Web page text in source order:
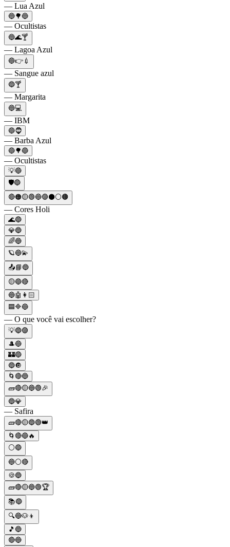
— Lua Azul
🔵🌳🔵
— Ocultistas
🔵🌊🍸
— Lagoa Azul
🔵👉💉
— Sangue azul
🔵🍸
— Margarita
🔵💻
— IBM
🔵🧔
— Barba Azul
🔵🌳🔵
— Ocultistas
💡🔵
🛡️🔵
🔴🟠🟡🟢🔵🟣⚫️⚪️🟤
— Cores Holi
🌊🔵
💎🔵
🌈🔵
🪐🔵💫
📤📘🔵
🟡🔵🔴
🔵🤖👩🏻
🟦🔷🔵
— O que você vai escolher?
💡🔵🟣
🎩🔵
🏰🔵
🔵🔘
🌀🔴🔵
🧱🔴🟡🔵🟢🎉
🔵💎
— Safira
🧱🔴🟡🔵🟢👑
🌀🔴🔵🔥
⚪🔵
🔵⚪🔴
🍪🔵
🧱🔴🟡🔵🟢🏆
📚🔵
🔍🔵🐶👦
🎵🔵
🔴🔵